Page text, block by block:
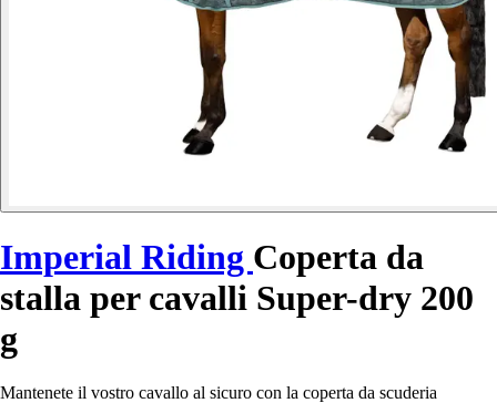
Imperial Riding Coperta da
stalla per cavalli Super-dry 200
g
Mantenete il vostro cavallo al sicuro con la coperta da scuderia